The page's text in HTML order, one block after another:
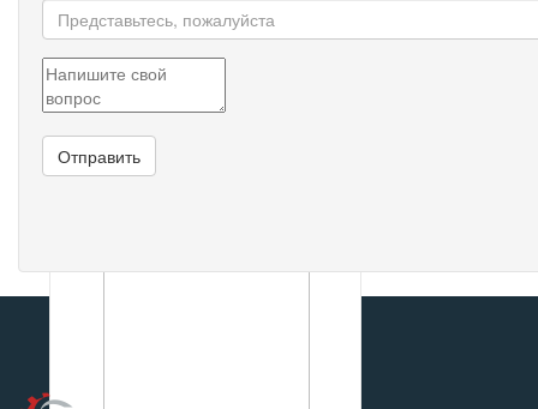
0р
Посмотреть